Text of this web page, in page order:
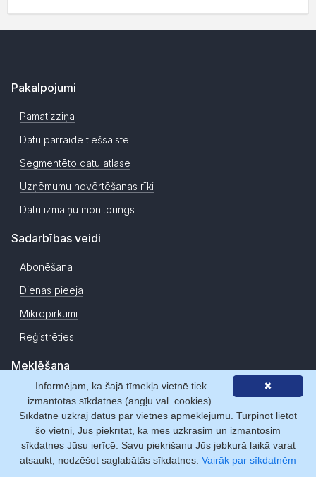
Pakalpojumi
Pamatizziņa
Datu pārraide tiešsaistē
Segmentēto datu atlase
Uzņēmumu novērtēšanas rīki
Datu izmaiņu monitorings
Sadarbības veidi
Abonēšana
Dienas pieeja
Mikropirkumi
Reģistrēties
Meklēšana
Personas
Adreses
Izvērstā meklēšana
✖
Informējam, ka šajā tīmekļa vietnē tiek
izmantotas sīkdatnes (angļu val. cookies).
Sīkdatne uzkrāj datus par vietnes apmeklējumu. Turpinot lietot
šo vietni, Jūs piekrītat, ka mēs uzkrāsim un izmantosim
sīkdatnes Jūsu ierīcē. Savu piekrišanu Jūs jebkurā laikā varat
atsaukt, nodzēšot saglabātās sīkdatnes. Vairāk par sīkdatnēm